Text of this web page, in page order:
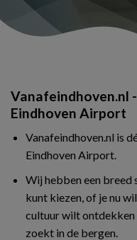
Vanafeindhoven.nl
Eindhoven Airport
Vanafeindhoven.nl is
Eindhoven Airport.
Wij hebben een breed
kunt kiezen, of je nu
cultuur wilt ontdekken
zoekt in de bergen.